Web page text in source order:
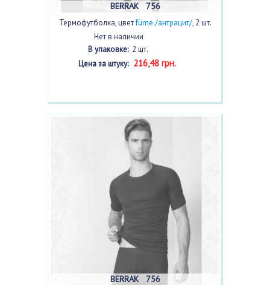
BERRAK 756
Термофутболка, цветfüme /антрацит/, 2 шт.
Нет в наличии
В упаковке:2 шт.
Цена за штуку:216,48 грн.
BERRAK 756